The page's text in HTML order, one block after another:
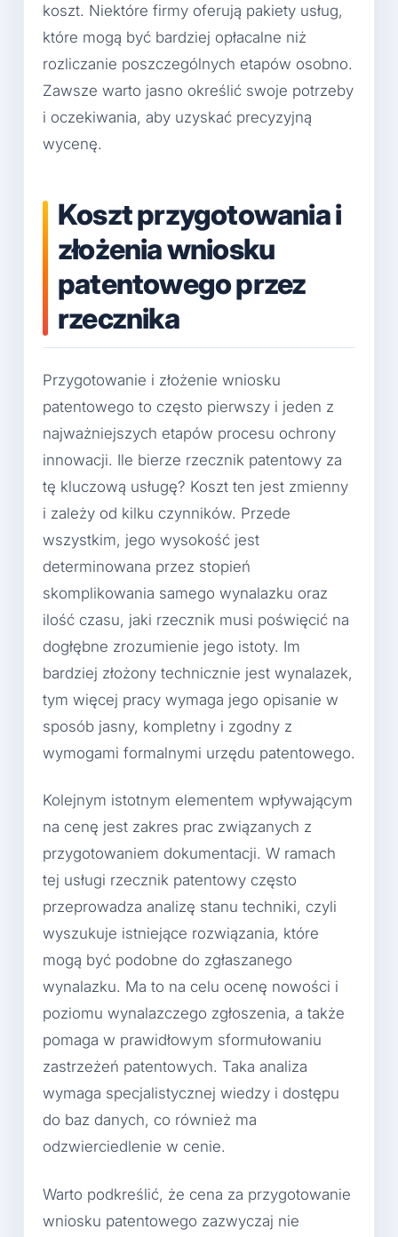
koszt. Niektóre firmy oferują pakiety usług,
które mogą być bardziej opłacalne niż
rozliczanie poszczególnych etapów osobno.
Zawsze warto jasno określić swoje potrzeby
i oczekiwania, aby uzyskać precyzyjną
wycenę.
Koszt przygotowania i
złożenia wniosku
patentowego przez
rzecznika
Przygotowanie i złożenie wniosku
patentowego to często pierwszy i jeden z
najważniejszych etapów procesu ochrony
innowacji. Ile bierze rzecznik patentowy za
tę kluczową usługę? Koszt ten jest zmienny
i zależy od kilku czynników. Przede
wszystkim, jego wysokość jest
determinowana przez stopień
skomplikowania samego wynalazku oraz
ilość czasu, jaki rzecznik musi poświęcić na
dogłębne zrozumienie jego istoty. Im
bardziej złożony technicznie jest wynalazek,
tym więcej pracy wymaga jego opisanie w
sposób jasny, kompletny i zgodny z
wymogami formalnymi urzędu patentowego.
Kolejnym istotnym elementem wpływającym
na cenę jest zakres prac związanych z
przygotowaniem dokumentacji. W ramach
tej usługi rzecznik patentowy często
przeprowadza analizę stanu techniki, czyli
wyszukuje istniejące rozwiązania, które
mogą być podobne do zgłaszanego
wynalazku. Ma to na celu ocenę nowości i
poziomu wynalazczego zgłoszenia, a także
pomaga w prawidłowym sformułowaniu
zastrzeżeń patentowych. Taka analiza
wymaga specjalistycznej wiedzy i dostępu
do baz danych, co również ma
odzwierciedlenie w cenie.
Warto podkreślić, że cena za przygotowanie
wniosku patentowego zazwyczaj nie